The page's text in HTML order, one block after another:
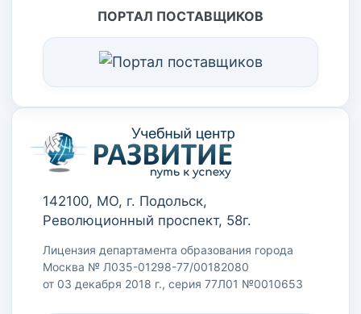
142100, МО, г. Подольск,
Революционный проспект, 58г.
Лицензия департамента образования города
Москва № Л035-01298-77/00182080
от 03 декабря 2018 г., серия 77Л01 №0010653
ПОРТАЛ ПОСТАВЩИКОВ